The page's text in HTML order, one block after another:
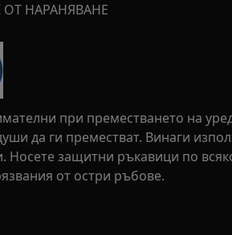
ОТ НАРАНЯВАНЕ
при преместването на
да ги преместват. Винаги
Носете защитни ръкавици по
от остри ръбове.